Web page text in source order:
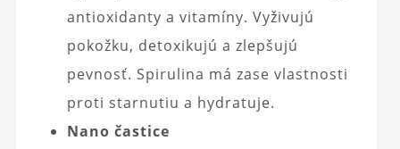
antioxidanty a vitamíny. Vyživujú
pokožku, detoxikujú a zlepšujú
pevnosť. Spirulina má zase vlastnosti
proti starnutiu a hydratuje.
Nano častice